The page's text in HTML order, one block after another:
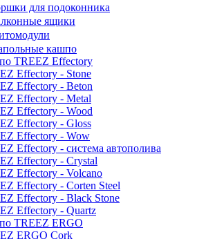
для подоконника
ящики
кашпо
TREEZ Effectory
Effectory - Stone
Effectory - Beton
Effectory - Metal
Effectory - Wood
Effectory - Gloss
Effectory - Wow
Effectory - система автополива
Effectory - Crystal
Effectory - Volcano
Effectory - Corten Steel
Effectory - Black Stone
Effectory - Quartz
TREEZ ERGO
ERGO Cork